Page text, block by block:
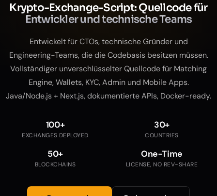
Krypto-Exchange-Script: Quellcode für
Entwickler und technische Teams
Entwickelt für CTOs, technische Gründer und
Engineering-Teams, die die Codebasis besitzen müssen.
Vollständiger unverschlüsselter Quellcode für Matching
Engine, Wallets, KYC, Admin und Mobile Apps.
Java/Node.js + Next.js, dokumentierte APIs, Docker-ready.
100+
EXCHANGES DEPLOYED
30+
COUNTRIES
50+
BLOCKCHAINS
One-Time
LICENSE, NO REV-SHARE